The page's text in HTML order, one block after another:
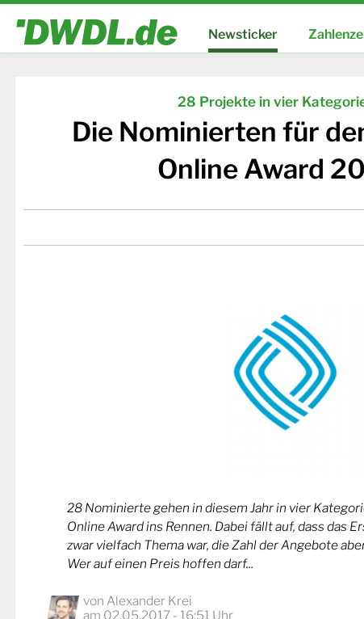
Newsticker
28 Projekte in vier
Die Nominierten für
Online Award
28 Nominierte gehen in diesem Jahr in vier
Online Award ins Rennen. Dabei fällt auf, dass das
zwar vielfach Thema war, die Zahl der Angebote
Wer auf einen Preis hoffen darf...
von Alexander Krei
am 02.05.2017 - 16:51 Uhr